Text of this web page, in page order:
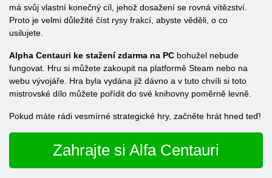
má svůj vlastní konečný cíl, jehož dosažení se rovná vítězství.
Proto je velmi důležité číst rysy frakcí, abyste věděli, o co
usilujete.
Alpha Centauri ke stažení zdarma na PC bohužel nebude
fungovat. Hru si můžete zakoupit na platformě Steam nebo na
webu vývojáře. Hra byla vydána již dávno a v tuto chvíli si toto
mistrovské dílo můžete pořídit do své knihovny poměrně levně.
Pokud máte rádi vesmírné strategické hry, začněte hrát hned teď!
Zahrajte si Alfa Centauri